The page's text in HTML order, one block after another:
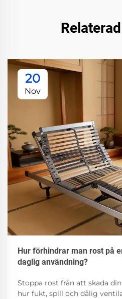
20
Nov
Hur förhindrar man rost på
daglig användning?
Stoppa rost från att skada
hur fukt, spill och dålig